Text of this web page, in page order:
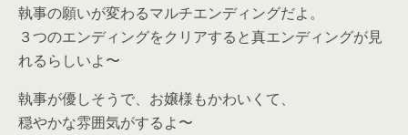
執事の願いが変わるマルチエンディングだよ。
３つのエンディングをクリアすると真エンディングが見
れるらしいよ〜
執事が優しそうで、お嬢様もかわいくて、
穏やかな雰囲気がするよ〜